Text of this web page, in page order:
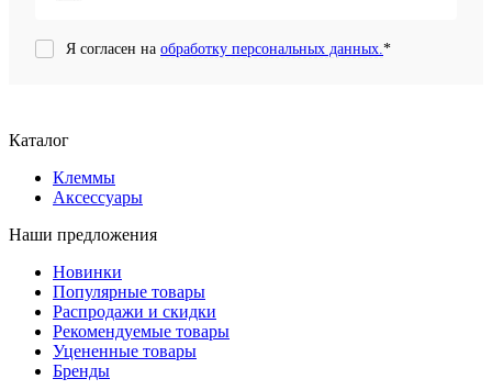
Я согласен на обработку персональных данных. *
Каталог
Клеммы
Аксессуары
Наши предложения
Новинки
Популярные товары
Распродажи и скидки
Рекомендуемые товары
Уцененные товары
Бренды